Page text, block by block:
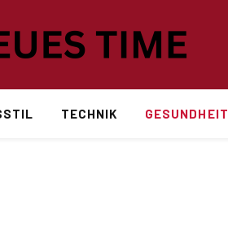
TECHNIK GESUNDHEIT